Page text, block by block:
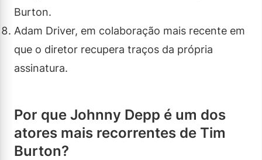
Burton.
Adam Driver, em colaboração mais recente em
que o diretor recupera traços da própria
assinatura.
Por que Johnny Depp é um dos
atores mais recorrentes de Tim
Burton?